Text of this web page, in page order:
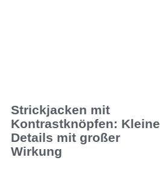
Strickjacken mit
Kontrastknöpfen: Kleine
Details mit großer
Wirkung